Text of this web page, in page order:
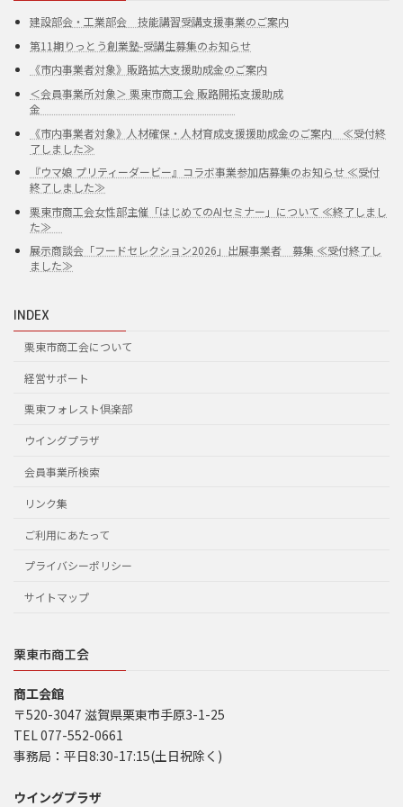
建設部会・工業部会 技能講習受講支援事業のご案内
第11期りっとう創業塾-受講生募集のお知らせ
《市内事業者対象》販路拡大支援助成金のご案内
＜会員事業所対象＞ 栗東市商工会 販路開拓支援助成
金
《市内事業者対象》人材確保・人材育成支援援助成金のご案内 ≪受付終
了しました≫
『ウマ娘 プリティーダービー』コラボ事業参加店募集のお知らせ ≪受付
終了しました≫
栗東市商工会女性部主催「はじめてのAIセミナー」について ≪終了しまし
た≫
展示商談会「フードセレクション2026」出展事業者 募集 ≪受付終了し
ました≫
INDEX
栗東市商工会について
経営サポート
栗東フォレスト倶楽部
ウイングプラザ
会員事業所検索
リンク集
ご利用にあたって
プライバシーポリシー
サイトマップ
栗東市商工会
商工会館
〒520-3047 滋賀県栗東市手原3-1-25
TEL 077-552-0661
事務局：平日8:30-17:15(土日祝除く)
ウイングプラザ